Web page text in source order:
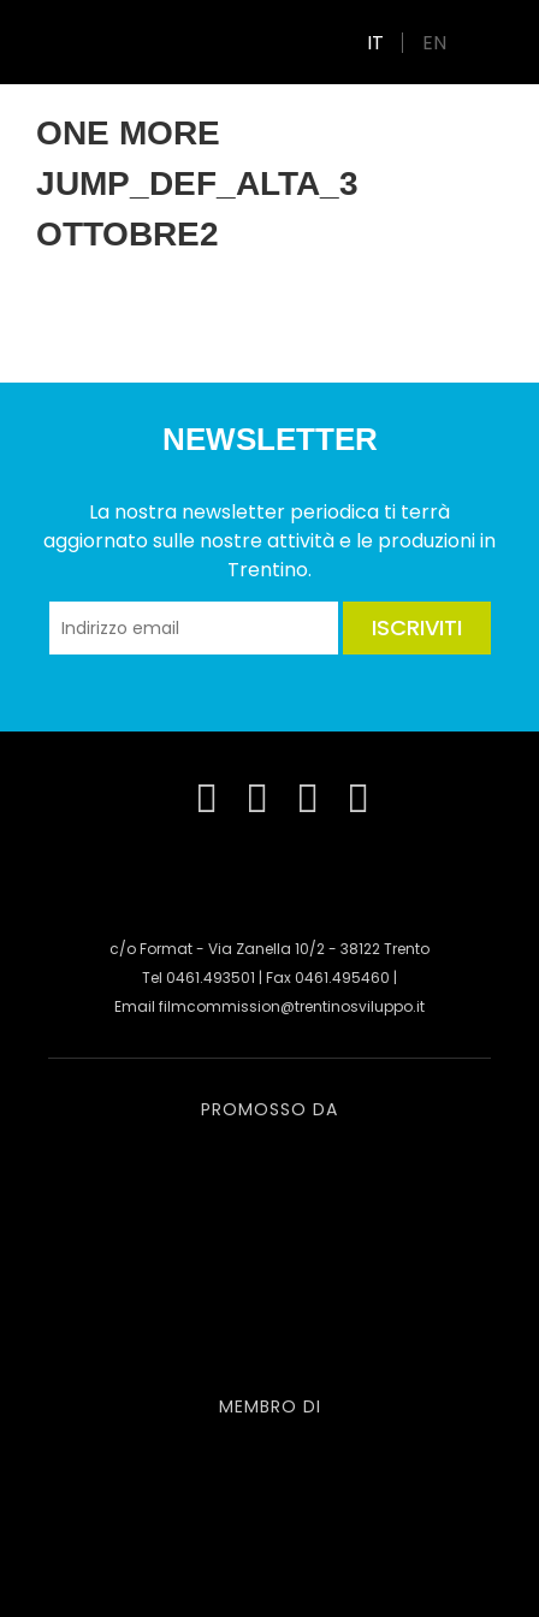
IT EN
ONE MORE
JUMP_DEF_ALTA_3
OTTOBRE2
NEWSLETTER
La nostra newsletter periodica ti terrà
aggiornato sulle nostre attività e le produzioni in
Trentino.
ISCRIVITI
c/o Format - Via Zanella 10/2 - 38122 Trento
Tel 0461.493501 | Fax 0461.495460 |
Email filmcommission@trentinosviluppo.it
PROMOSSO DA
MEMBRO DI